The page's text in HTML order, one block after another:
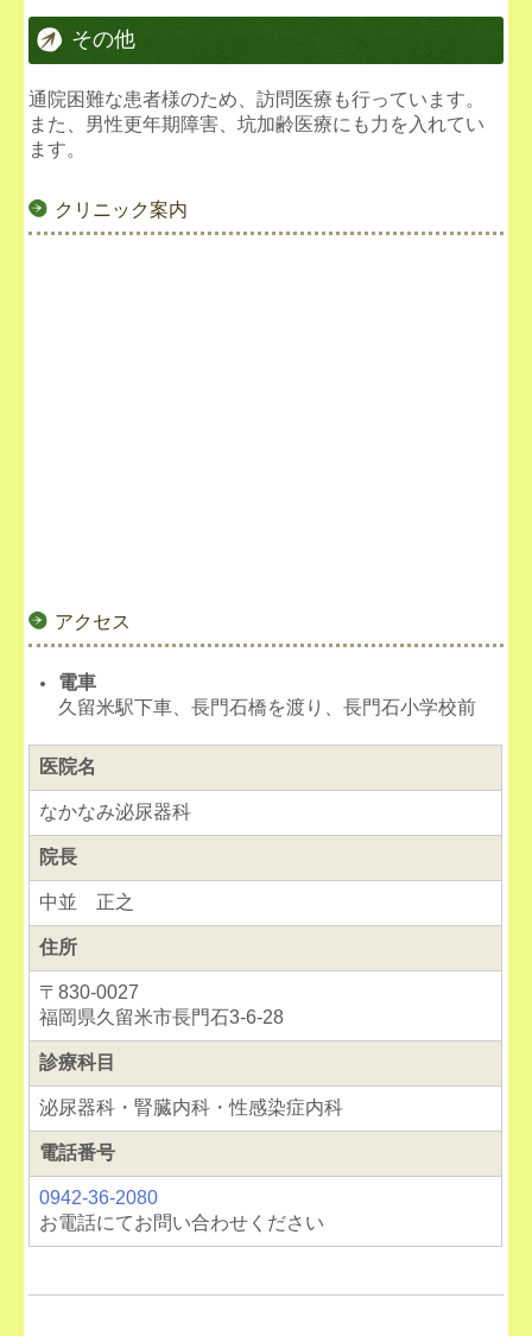
クリニック案内
アクセス
電車
久留米駅下車、長門石橋を渡り、長門石小学校前
医院名
なかなみ泌尿器科
院長
中並 正之
住所
〒830-0027
福岡県久留米市長門石3-6-28
診療科目
泌尿器科・腎臓内科・性感染症内科
電話番号
0942-36-2080
お電話にてお問い合わせください
その他
通院困難な患者様のため、訪問医療も行っています。
また、男性更年期障害、坑加齢医療にも力を入れてい
ます。